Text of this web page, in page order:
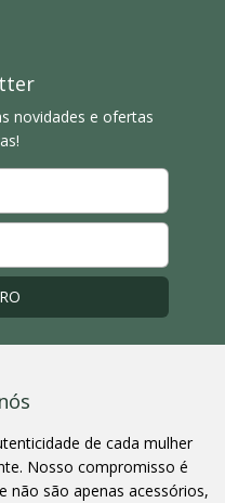
novidades e ofertas
de cada mulher
Nosso compromisso é
não são apenas acessórios,